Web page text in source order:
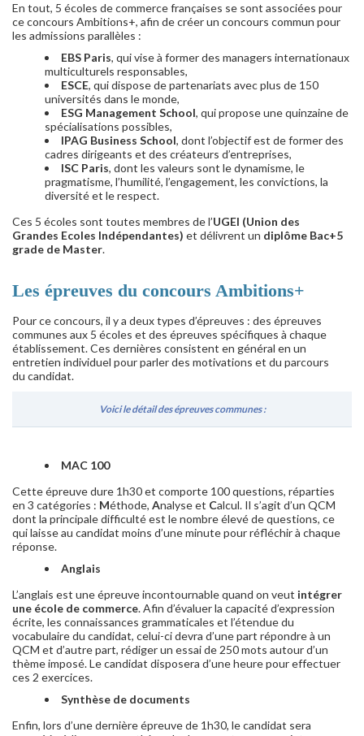
En tout, 5 écoles de commerce françaises se sont associées pour
ce concours Ambitions+, afin de créer un concours commun pour
les admissions parallèles :
EBS Paris, qui vise à former des managers internationaux
multiculturels responsables,
ESCE, qui dispose de partenariats avec plus de 150
universités dans le monde,
ESG Management School, qui propose une quinzaine de
spécialisations possibles,
IPAG Business School, dont l’objectif est de former des
cadres dirigeants et des créateurs d’entreprises,
ISC Paris, dont les valeurs sont le dynamisme, le
pragmatisme, l’humilité, l’engagement, les convictions, la
diversité et le respect.
Ces 5 écoles sont toutes membres de l’UGEI (Union des
Grandes Ecoles Indépendantes) et délivrent un diplôme Bac+5
grade de Master.
Les épreuves du concours Ambitions+
Pour ce concours, il y a deux types d’épreuves : des épreuves
communes aux 5 écoles et des épreuves spécifiques à chaque
établissement. Ces dernières consistent en général en un
entretien individuel pour parler des motivations et du parcours
du candidat.
Voici le détail des épreuves communes :
MAC 100
Cette épreuve dure 1h30 et comporte 100 questions, réparties
en 3 catégories : Méthode, Analyse et Calcul. Il s’agit d’un QCM
dont la principale difficulté est le nombre élevé de questions, ce
qui laisse au candidat moins d’une minute pour réfléchir à chaque
réponse.
Anglais
L’anglais est une épreuve incontournable quand on veut intégrer
une école de commerce. Afin d’évaluer la capacité d’expression
écrite, les connaissances grammaticales et l’étendue du
vocabulaire du candidat, celui-ci devra d’une part répondre à un
QCM et d’autre part, rédiger un essai de 250 mots autour d’un
thème imposé. Le candidat disposera d’une heure pour effectuer
ces 2 exercices.
Synthèse de documents
Enfin, lors d’une dernière épreuve de 1h30, le candidat sera